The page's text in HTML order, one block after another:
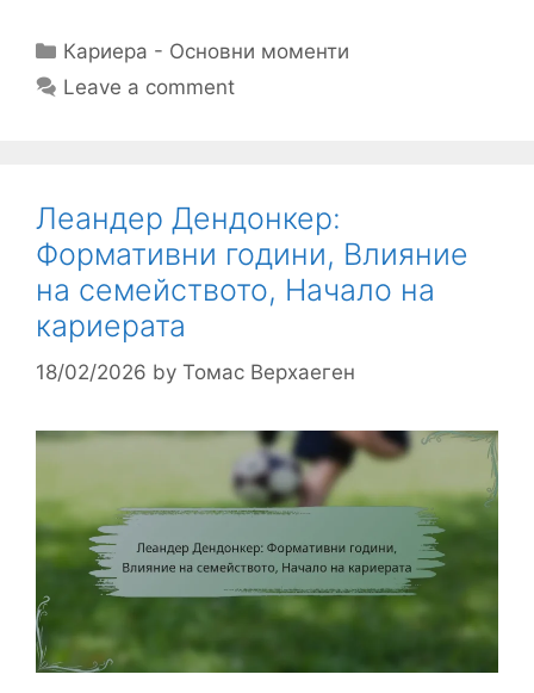
Categories
Кариера - Основни моменти
Leave a comment
Леандер Дендонкер:
Формативни години, Влияние
на семейството, Начало на
кариерата
18/02/2026 by Томас Верхаеген